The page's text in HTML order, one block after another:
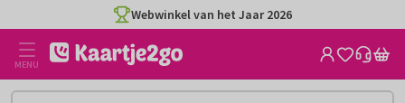
naar
inhoud
Webwinkel van het Jaar 2026
MENU